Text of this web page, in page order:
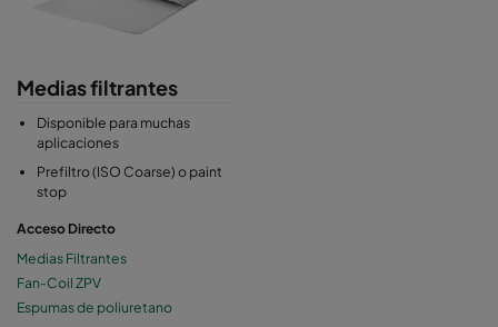
Medias filtrantes
Disponible para muchas
aplicaciones
Prefiltro (ISO Coarse) o paint
stop
Acceso Directo
Medias Filtrantes
Fan-Coil ZPV
Espumas de poliuretano